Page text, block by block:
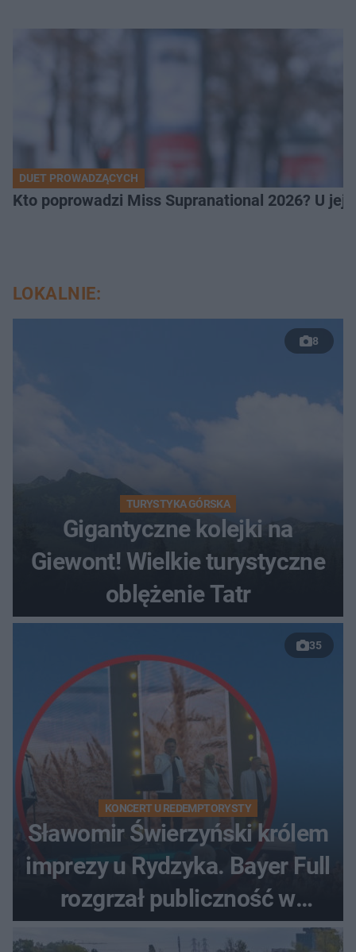
DUET PROWADZĄCYCH
Kto poprowadzi Miss Supranational 2026? U jej
LOKALNIE:
8
TURYSTYKA GÓRSKA
Gigantyczne kolejki na
Giewont! Wielkie turystyczne
oblężenie Tatr
35
KONCERT U REDEMPTORYSTY
Sławomir Świerzyński królem
imprezy u Rydzyka. Bayer Full
rozgrzał publiczność w
Toruniu